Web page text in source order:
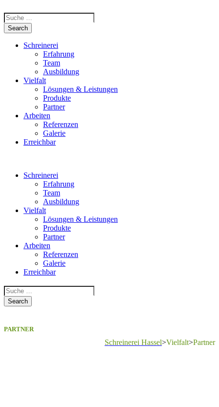
Schreinerei
Erfahrung
Team
Ausbildung
Vielfalt
Lösungen & Leistungen
Produkte
Partner
Arbeiten
Referenzen
Galerie
Erreichbar
Schreinerei
Erfahrung
Team
Ausbildung
Vielfalt
Lösungen & Leistungen
Produkte
Partner
Arbeiten
Referenzen
Galerie
Erreichbar
PARTNER
Schreinerei Hassel>Vielfalt>Partner